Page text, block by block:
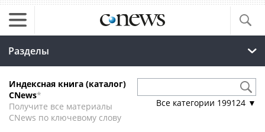
Разделы
Индексная книга (каталог)
CNews*
Получите все материалы
CNews по ключевому слову
Все категории 199124 ▼